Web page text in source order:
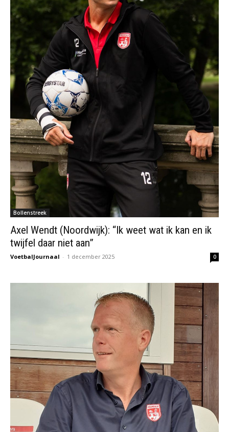
Bollenstreek
Axel Wendt (Noordwijk): “Ik weet wat ik kan en ik
twijfel daar niet aan”
VoetbalJournaal - 1 december 2025 0